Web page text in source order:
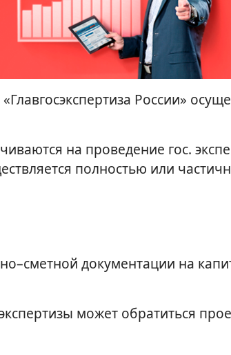
России»
на проведение гос.
полностью или
документации на
может обратиться